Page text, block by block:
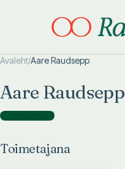
Avaleht/Aare Raudsepp
Aare Raudsepp
Toimetajana )
Toimetajana